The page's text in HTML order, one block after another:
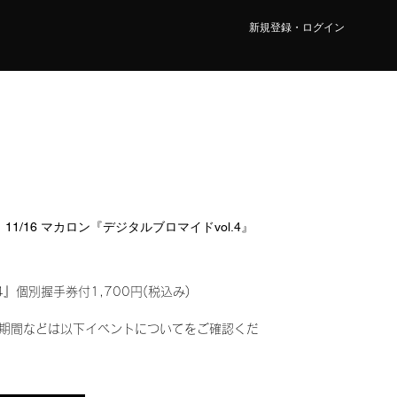
新規登録・ログイン
16 マカロン『デジタルブロマイドvol.4』
』個別握手券付1,700円(税込み)
間などは以下イベントについてをご確認くだ